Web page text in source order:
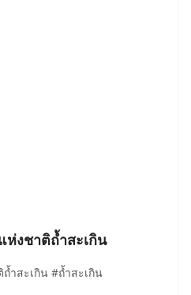
ห่งชาติถ้ำสะเกิน
ำสะเกิน #ถ้ำสะเกิน